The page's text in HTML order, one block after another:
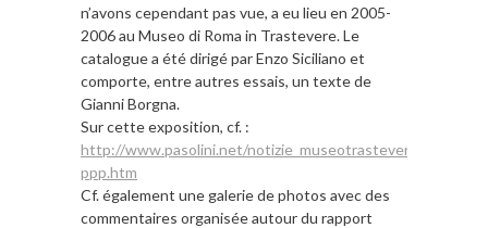
n’avons cependant pas vue, a eu lieu en 2005-
2006 au Museo di Roma in Trastevere. Le
catalogue a été dirigé par Enzo Siciliano et
comporte, entre autres essais, un texte de
Gianni Borgna.
Sur cette exposition, cf. :
http://www.pasolini.net/notizie_museotrastevere-
ppp.htm
Cf. également une galerie de photos avec des
commentaires organisée autour du rapport